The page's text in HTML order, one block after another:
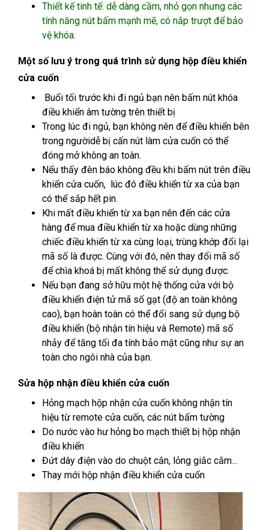
Thiết kế tinh tế: dễ dàng cầm, nhỏ gọn nhưng các
tính năng nút bấm mạnh mẽ, có nắp trượt để bảo
vệ khóa.
Một số lưu ý trong quá trình sử dụng hộp điều khiển
cửa cuốn
Buổi tối trước khi đi ngủ bạn nên bấm nút khóa
điều khiển âm tường trên thiết bị
Trong lúc đi ngủ, bạn không nên để điều khiển bên
trong ngườidễ bị cấn nút làm cửa cuốn có thể
đóng mở không an toàn.
Nếu thấy đèn báo không đều khi bấm nút trên điều
khiển cửa cuốn, lúc đó điều khiển từ xa của bạn
có thể sắp hết pin.
Khi mất điều khiển từ xa bạn nên đến các cửa
hàng để mua điều khiển từ xa hoặc dùng những
chiếc điều khiển từ xa cùng loại, trùng khớp đổi lại
mã số là được. Cùng với đó, nên thay đổi mã số
để chìa khoá bị mất không thể sử dụng được.
Nếu bạn đang sở hữu một hệ thống cửa với bộ
điều khiển điện tử mã số gạt (độ an toàn không
cao), bạn hoàn toàn có thể đổi sang sử dụng bộ
điều khiển (bộ nhận tín hiệu và Remote) mã số
nhảy để tăng tối đa tính bảo mật cũng như sự an
toàn cho ngôi nhà của bạn.
Sửa hộp nhận điều khiển cửa cuốn
Hỏng mạch hộp nhận cửa cuốn không nhận tín
hiệu từ remote cửa cuốn, các nút bấm tường
Do nước vào hư hỏng bo mạch thiết bị hộp nhận
điều khiển
Đứt dây điện vào do chuột cắn, lỏng giắc cắm...
Thay mới hộp nhận điều khiển cửa cuốn